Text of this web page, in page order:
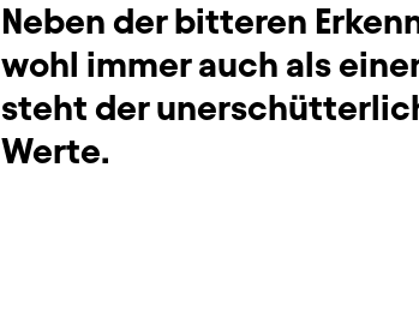
Neben der bitteren
wohl immer auch als
steht der
Werte.